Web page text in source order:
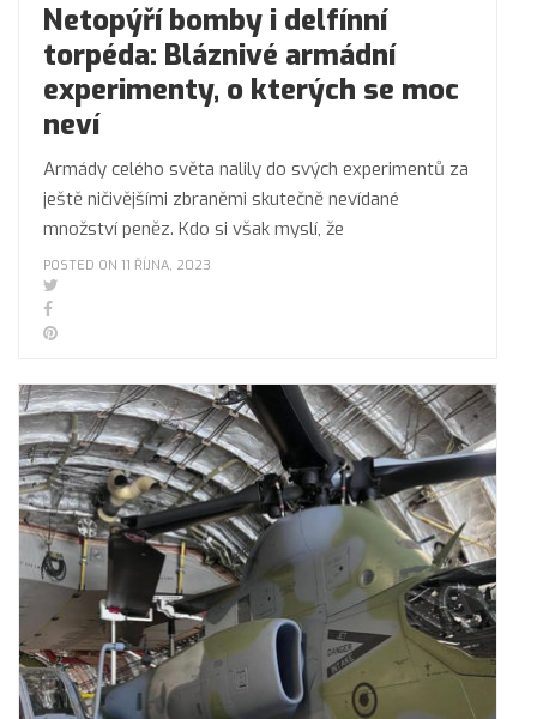
Netopýří bomby i delfínní
torpéda: Bláznivé armádní
experimenty, o kterých se moc
neví
Armády celého světa nalily do svých experimentů za
ještě ničivějšími zbraněmi skutečně nevídané
množství peněz. Kdo si však myslí, že
POSTED ON 11 ŘÍJNA, 2023